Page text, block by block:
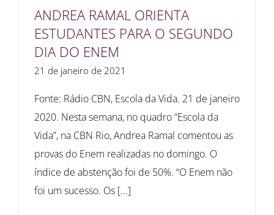
ANDREA RAMAL ORIENTA
ESTUDANTES PARA O SEGUNDO
DIA DO ENEM
21 de janeiro de 2021
Fonte: Rádio CBN, Escola da Vida. 21 de janeiro
2020. Nesta semana, no quadro “Escola da
Vida”, na CBN Rio, Andrea Ramal comentou as
provas do Enem realizadas no domingo. O
índice de abstenção foi de 50%. “O Enem não
foi um sucesso. Os [...]